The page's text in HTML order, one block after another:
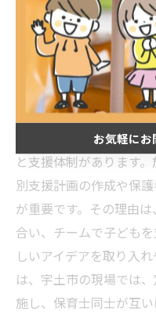
を通じて、実践の中で
す。こうした環境が、
台となります。
保育士としてのスキ
保育士のスキルが発揮
と支援体制があります
別支援計画の作成や保
が重要です。その理由
合い、チームで子ども
しいアイデアを取り入
は、宇土市の現場では
施し、保育士同士が互
お気軽にお
お気軽に